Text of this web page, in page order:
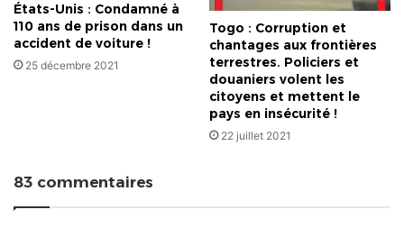
États-Unis : Condamné à
110 ans de prison dans un
accident de voiture !
25 décembre 2021
Togo : Corruption et
chantages aux frontières
terrestres. Policiers et
douaniers volent les
citoyens et mettent le
pays en insécurité !
22 juillet 2021
83 commentaires